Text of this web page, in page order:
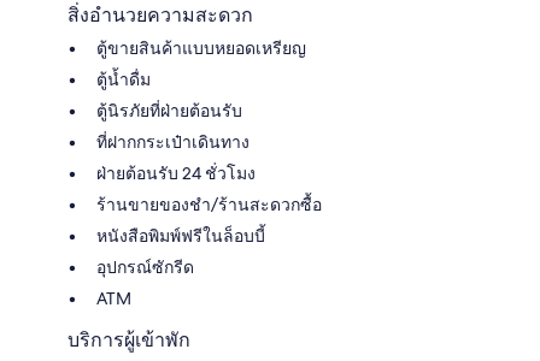
สิ่งอำนวยความสะดวก
ตู้ขายสินค้าแบบหยอดเหรียญ
ตู้น้ำดื่ม
ตู้นิรภัยที่ฝ่ายต้อนรับ
ที่ฝากกระเป๋าเดินทาง
ฝ่ายต้อนรับ 24 ชั่วโมง
ร้านขายของชำ/ร้านสะดวกซื้อ
หนังสือพิมพ์ฟรีในล็อบบี้
อุปกรณ์ซักรีด
ATM
บริการผู้เข้าพัก